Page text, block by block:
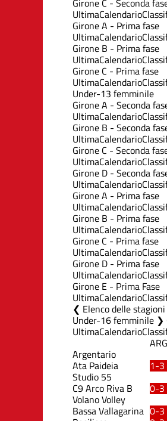
UltimaCalendario
Girone A - Prima fase
UltimaCalendario
Girone B - Prima fase
UltimaCalendario
Girone C - Prima fase
UltimaCalendario
Under-13 femminile
Girone A - Seconda
UltimaCalendario
Girone B - Seconda
UltimaCalendario
Girone C - Seconda
UltimaCalendario
Girone D - Seconda
UltimaCalendario
Girone A - Prima fase
UltimaCalendario
Girone B - Prima fase
UltimaCalendario
Girone C - Prima fase
UltimaCalendario
Girone D - Prima fase
UltimaCalendario
Girone E - Prima Fase
UltimaCalendario
Elenco delle stagioni
Under-16 femminile ❯
UltimaCalendario
ARG
Argentario
Ata Paideia
Studio 55
1-3
C9 Arco Riva B
0-3
Volano Volley
Bassa Vallagarina 0-3